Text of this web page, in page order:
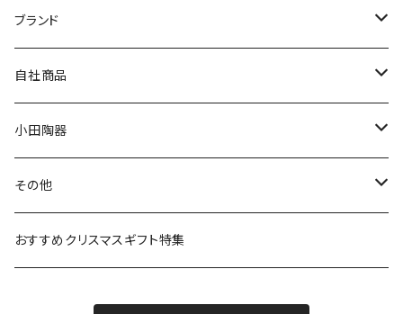
マグ＆カップ
プレート
ボウル
ガラスウェア
カトラリー
ムーミン
80th記念アイテム
リトルミイの日記念アイテム
MOOMIN ANIMATION
スヌーピー
ピーターラビット
ポケットモンスター
ブランド
LA AMYS(エミーズ)
LISA LARSON(リサラーソン)
LAURA ASHLEY(ローラ アシュレイ)
Finlayson(フィンレイソン)
自社商品
ねこ企画
Cecera(セセラ)
CELEC(セレック)
小田陶器
さざなみ
吉祥
その他
リサイクル食器
おすすめクリスマスギフト特集